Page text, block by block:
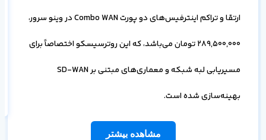
ارتقا و تراکم اینترفیس‌های دو پورت Combo WAN در وینو سرور،
289,500,000تومان می‌باشد، که این روترسیسکو اختصاصاً برای
مسیریابی لبه شبکه و معماری‌های مبتنی بر SD-WAN
بهینه‌سازی شده است.
مشاهده بیشتر